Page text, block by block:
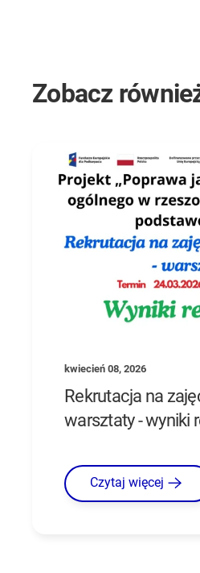
Zobacz
kwiecień 08, 2026
Rekrutacja na
warsztaty - wyniki
Czytaj więcej